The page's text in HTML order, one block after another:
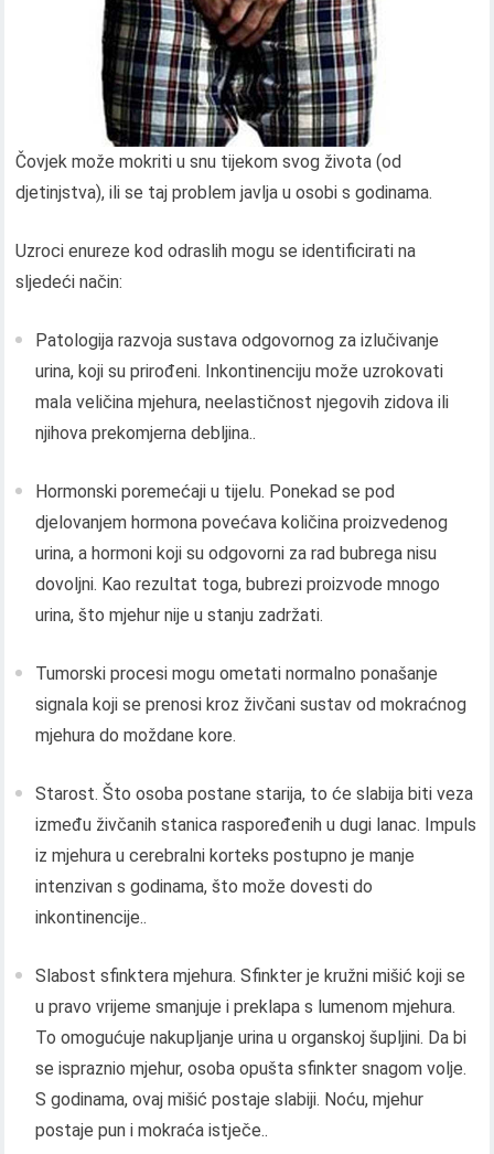
Čovjek može mokriti u snu tijekom svog života (od
djetinjstva), ili se taj problem javlja u osobi s godinama.
Uzroci enureze kod odraslih mogu se identificirati na
sljedeći način:
Patologija razvoja sustava odgovornog za izlučivanje
urina, koji su prirođeni. Inkontinenciju može uzrokovati
mala veličina mjehura, neelastičnost njegovih zidova ili
njihova prekomjerna debljina..
Hormonski poremećaji u tijelu. Ponekad se pod
djelovanjem hormona povećava količina proizvedenog
urina, a hormoni koji su odgovorni za rad bubrega nisu
dovoljni. Kao rezultat toga, bubrezi proizvode mnogo
urina, što mjehur nije u stanju zadržati.
Tumorski procesi mogu ometati normalno ponašanje
signala koji se prenosi kroz živčani sustav od mokraćnog
mjehura do moždane kore.
Starost. Što osoba postane starija, to će slabija biti veza
između živčanih stanica raspoređenih u dugi lanac. Impuls
iz mjehura u cerebralni korteks postupno je manje
intenzivan s godinama, što može dovesti do
inkontinencije..
Slabost sfinktera mjehura. Sfinkter je kružni mišić koji se
u pravo vrijeme smanjuje i preklapa s lumenom mjehura.
To omogućuje nakupljanje urina u organskoj šupljini. Da bi
se ispraznio mjehur, osoba opušta sfinkter snagom volje.
S godinama, ovaj mišić postaje slabiji. Noću, mjehur
postaje pun i mokraća istječe..